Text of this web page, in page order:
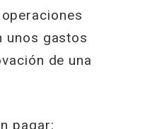
unos gastos
de una
pagar: